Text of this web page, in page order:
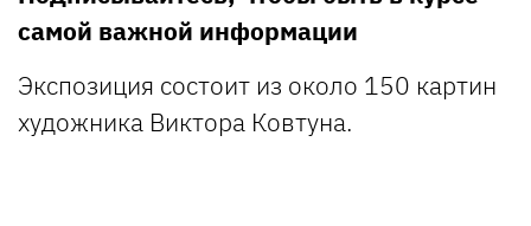
самой важной информации
Экспозиция состоит из около 150 картин
художника Виктора Ковтуна.